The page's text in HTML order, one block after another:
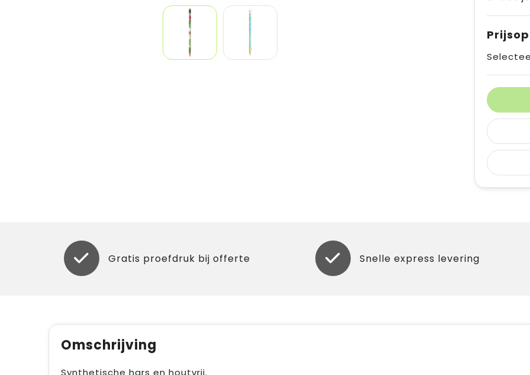
Gratis proefdruk bij offerte Snelle express levering
Omschrijving
Synthetische hars en houtvrij.